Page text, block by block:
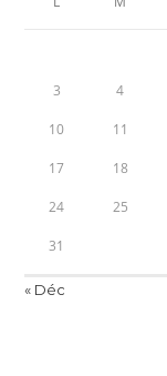
3 4
10 11
17 18
24 25
31
« Déc